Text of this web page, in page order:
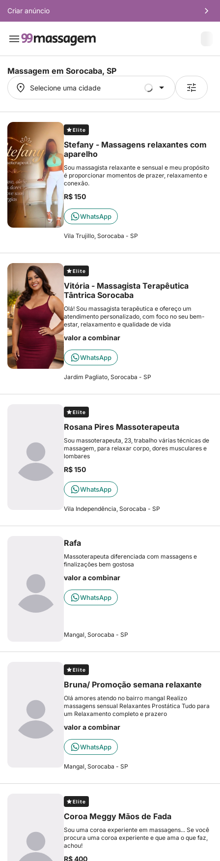
Criar anúncio
Massagem em Sorocaba, SP
Selecione uma cidade
Selecione uma cidade
Elite
Stefany - Massagens relaxantes com
aparelho
Sou massagista relaxante e sensual e meu propósito
é proporcionar momentos de prazer, relaxamento e
conexão.
R$ 150
WhatsApp
Vila Trujillo, Sorocaba - SP
Elite
Vitória - Massagista Terapêutica
Tântrica Sorocaba
Olá! Sou massagista terapêutica e ofereço um
atendimento personalizado, com foco no seu bem-
estar, relaxamento e qualidade de vida
valor a combinar
WhatsApp
Jardim Pagliato, Sorocaba - SP
Elite
Rosana Pires Massoterapeuta
Sou massoterapeuta, 23, trabalho várias técnicas de
massagem, para relaxar corpo, dores musculares e
lombares
R$ 150
WhatsApp
Vila Independência, Sorocaba - SP
Rafa
Massoterapeuta diferenciada com massagens e
finalizações bem gostosa
valor a combinar
WhatsApp
Mangal, Sorocaba - SP
Elite
Bruna/ Promoção semana relaxante
Olá amores atendo no bairro mangal Realizo
massagens sensual Relaxantes Prostática Tudo para
um Relaxamento completo e prazero
valor a combinar
WhatsApp
Mangal, Sorocaba - SP
Elite
Coroa Meggy Mãos de Fada
Sou uma coroa experiente em massagens... Se você
procura uma coroa experiente e que ama o que faz,
achou!
R$ 400